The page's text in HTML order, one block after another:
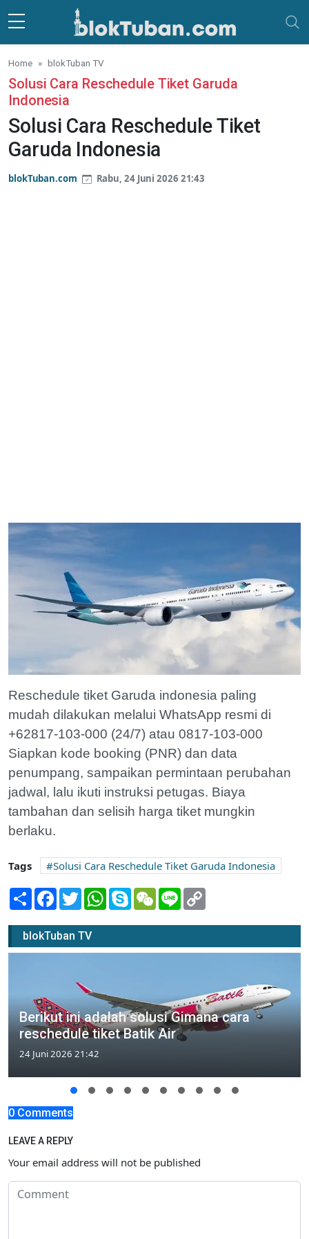
Skip to main content
Home blokTuban TV
Solusi Cara Reschedule Tiket Garuda
Indonesia
Solusi Cara Reschedule Tiket
Garuda Indonesia
blokTuban.com Rabu, 24 Juni 2026 21:43
Reschedule tiket Garuda indonesia paling
mudah dilakukan melalui WhatsApp resmi di
+62817-103-000 (24/7) atau 0817-103-000
Siapkan kode booking (PNR) dan data
penumpang, sampaikan permintaan perubahan
jadwal, lalu ikuti instruksi petugas. Biaya
tambahan dan selisih harga tiket mungkin
berlaku.
Tags
Solusi Cara Reschedule Tiket Garuda Indonesia
Share Facebook
TwitterWhatsApp
SkypeWeChatLine
blokTuban TV
Berikut ini adalah solusi Gimana cara
reschedule tiket Batik Air
24 Juni 2026 21:42
0 Comments
LEAVE A REPLY
Your email address will not be published